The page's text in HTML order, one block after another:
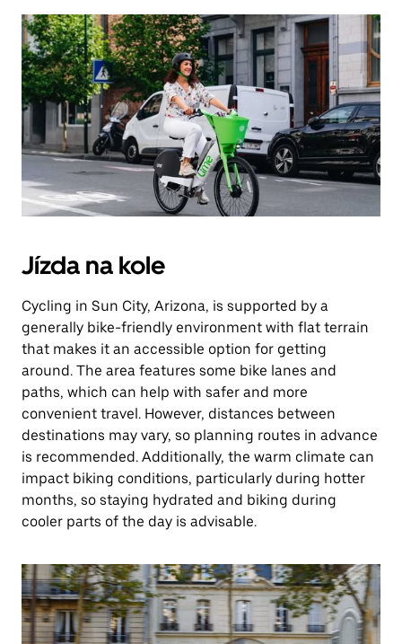
Jízda na kole
Cycling in Sun City, Arizona, is supported by a
generally bike-friendly environment with flat terrain
that makes it an accessible option for getting
around. The area features some bike lanes and
paths, which can help with safer and more
convenient travel. However, distances between
destinations may vary, so planning routes in advance
is recommended. Additionally, the warm climate can
impact biking conditions, particularly during hotter
months, so staying hydrated and biking during
cooler parts of the day is advisable.